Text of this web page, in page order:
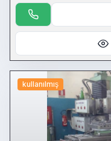
kullanılmış